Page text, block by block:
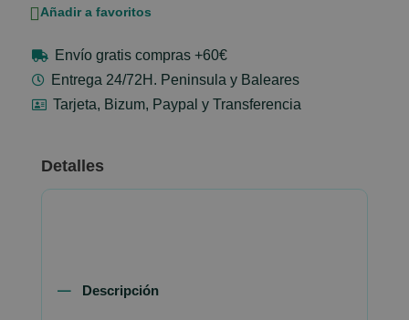
Añadir a favoritos
Envío gratis compras +60€
Entrega 24/72H. Peninsula y Baleares
Tarjeta, Bizum, Paypal y Transferencia
Detalles
Descripción